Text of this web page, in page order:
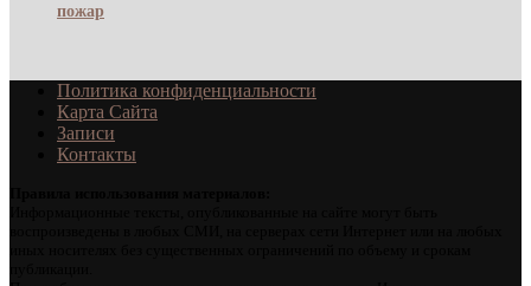
пожар
Политика конфиденциальности
Карта Сайта
Записи
Контакты